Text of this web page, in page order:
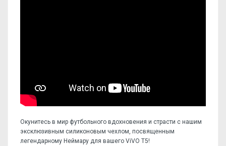
Окунитесь в мир футбольного вдохновения и страсти с нашим
эксклюзивным силиконовым чехлом, посвященным
легендарному Неймару для вашего ViVO T5!